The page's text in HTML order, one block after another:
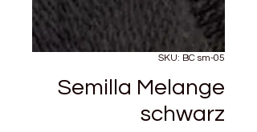
SKU: BC sm-05
Semilla Melange
schwarz